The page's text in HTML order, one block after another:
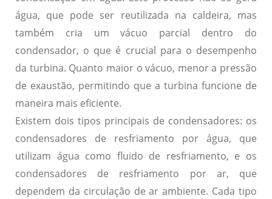
água, que pode ser reutilizada na caldeira, mas
também cria um vácuo parcial dentro do
condensador, o que é crucial para o desempenho
da turbina. Quanto maior o vácuo, menor a pressão
de exaustão, permitindo que a turbina funcione de
maneira mais eficiente.
Existem dois tipos principais de condensadores: os
condensadores de resfriamento por água, que
utilizam água como fluido de resfriamento, e os
condensadores de resfriamento por ar, que
dependem da circulação de ar ambiente. Cada tipo